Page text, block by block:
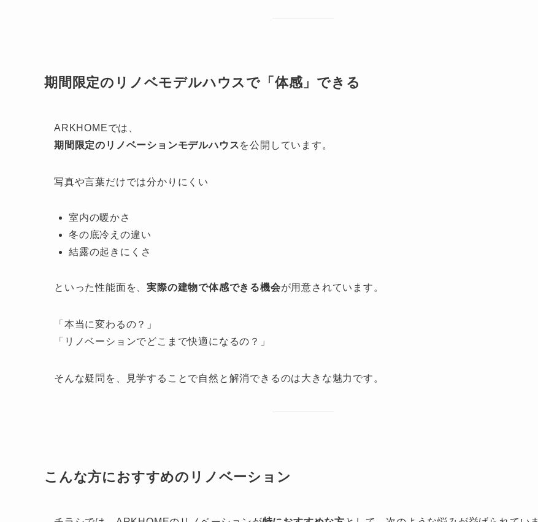
期間限定のリノベモデルハウスで「体感」できる
ARKHOMEでは、
期間限定のリノベーションモデルハウスを公開しています。
写真や言葉だけでは分かりにくい
室内の暖かさ
冬の底冷えの違い
結露の起きにくさ
といった性能面を、実際の建物で体感できる機会が用意されています。
「本当に変わるの？」
「リノベーションでどこまで快適になるの？」
そんな疑問を、見学することで自然と解消できるのは大きな魅力です。
こんな方におすすめのリノベーション